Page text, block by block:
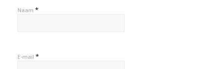
Naam *
E-mail *